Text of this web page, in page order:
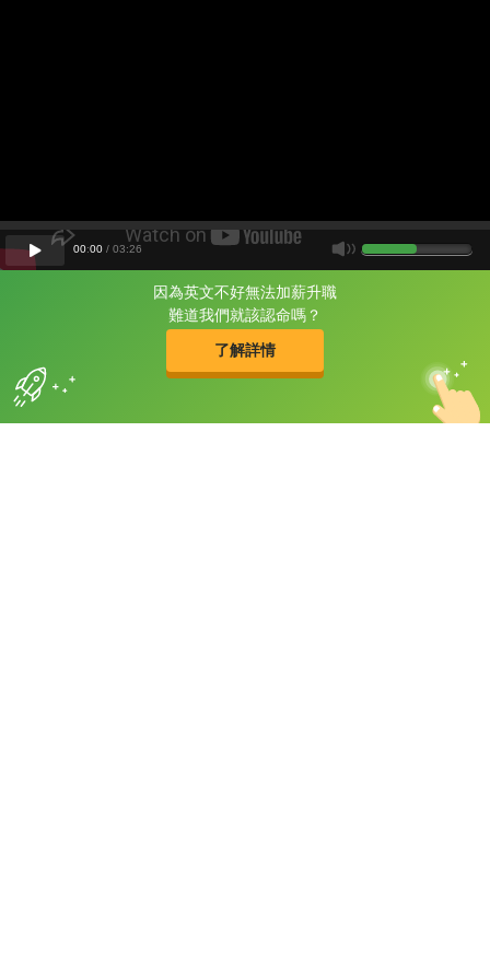
因為英文不好無法加薪升職
難道我們就該認命嗎？
了解詳情
片尾有
攻其不背
的品牌故事
00:00 / 03:26